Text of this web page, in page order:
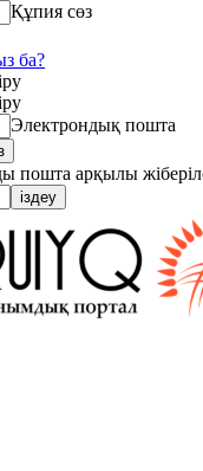
Құпия сөз
ба?
Электрондық пошта
пошта арқылы